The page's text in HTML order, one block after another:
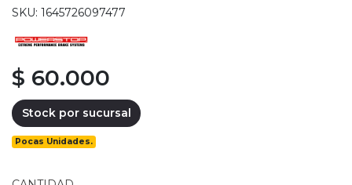
SKU: 1645726097477
$ 60.000
Stock por sucursal
Pocas Unidades.